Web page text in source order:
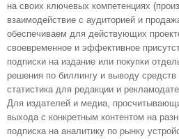
на своих ключевых компетенциях
взаимодействие с аудиторией и
обеспечиваем для действующих
своевременное и эффективное
подписки на издание или покупки
решения по биллингу и выводу средств
статистика для редакции и
Для издателей и медиа,
выхода с конкретным контентом на
подписка на аналитику по рынку